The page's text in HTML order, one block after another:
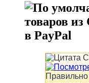
товаров
в PayPal